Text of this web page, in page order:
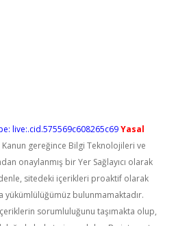
live:.cid.575569c608265c69Yasal
Kanun gereğince Bilgi Teknolojileri ve
onaylanmış bir Yer Sağlayıcı olarak
sitedeki içerikleri proaktif olarak
yükümlülüğümüz bulunmamaktadır.
sorumluluğunu taşımakta olup,